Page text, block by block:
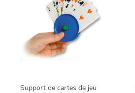
Support de cartes de jeu